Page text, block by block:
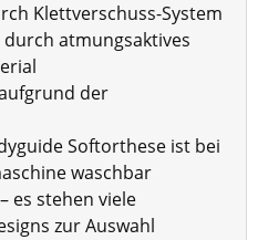
Klettverschuss-System
atmungsaktives
der
Softorthese ist bei
waschbar
es stehen viele
zur Auswahl